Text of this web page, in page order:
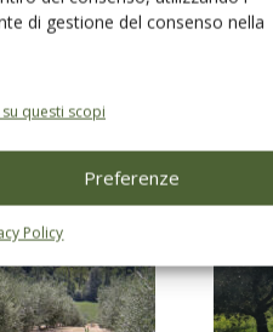
di gestione del consenso nella
questi scopi
Preferenze
Policy